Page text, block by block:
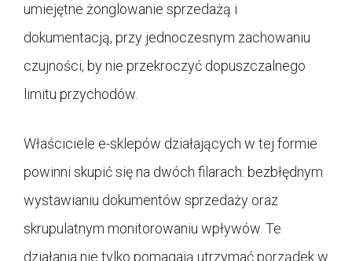
umiejętne żonglowanie sprzedażą i
dokumentacją, przy jednoczesnym zachowaniu
czujności, by nie przekroczyć dopuszczalnego
limitu przychodów.
Właściciele e-sklepów działających w tej formie
powinni skupić się na dwóch filarach: bezbłędnym
wystawianiu dokumentów sprzedaży oraz
skrupulatnym monitorowaniu wpływów. Te
działania nie tylko pomagają utrzymać porządek w